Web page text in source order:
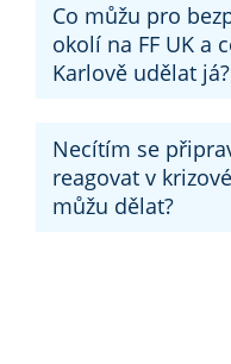
Co můžu pro
okolí na FF UK a
Karlově udělat já?
Necítím se
reagovat v
můžu dělat?